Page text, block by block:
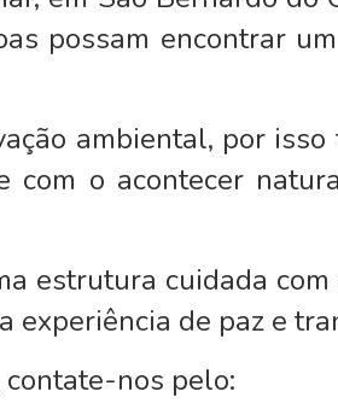
possam encontrar
ambiental, por
com o acontecer
estrutura cuidada
experiência de paz e
contate-nos pelo: